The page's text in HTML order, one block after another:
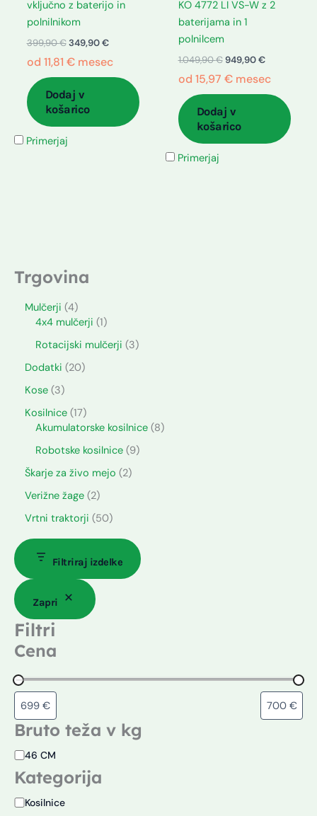
Trgovina
Mulčerji 4
4x4 mulčerji 1
Rotacijski mulčerji 3
Dodatki 20
Kose 3
Kosilnice 17
Akumulatorske kosilnice 8
Robotske kosilnice 9
Škarje za živo mejo 2
Verižne žage 2
Vrtni traktorji 50
Filtriraj izdelke
Zapri
Filtri
Cena
Bruto teža v kg
46 CM
Kategorija
Kosilnice
vključno z baterijo in
polnilnikom
399,90€ 349,90€
od 11,81 €mesec
Dodaj v
košarico
Primerjaj
KO 4772 LI VS-W z 2
baterijama in 1
polnilcem
1.049,90€ 949,90€
od 15,97 €mesec
Dodaj v
košarico
Primerjaj